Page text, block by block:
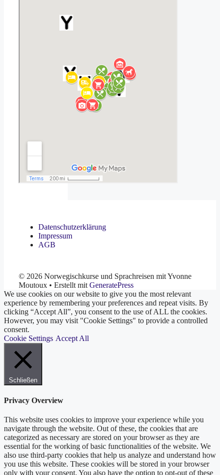
Datenschutzerklärung
Impressum
AGB
© 2026 Norwegischkurse und Sprachreisen mit Yvonne
Moutoux • Erstellt mit GeneratePress
We use cookies on our website to give you the most relevant
experience by remembering your preferences and repeat visits. By
clicking “Accept All”, you consent to the use of ALL the cookies.
However, you may visit "Cookie Settings" to provide a controlled
consent.
Cookie Settings Accept All
Schließen
Privacy Overview
This website uses cookies to improve your experience while you
navigate through the website. Out of these, the cookies that are
categorized as necessary are stored on your browser as they are
essential for the working of basic functionalities of the website. We
also use third-party cookies that help us analyze and understand how
you use this website. These cookies will be stored in your browser
only with your consent. You also have the option to opt-out of these